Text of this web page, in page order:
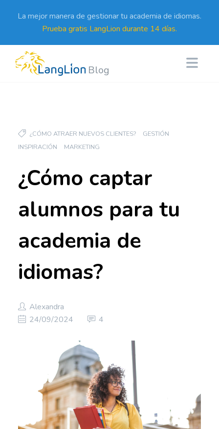
La mejor manera de gestionar tu academia de idiomas.
Prueba gratis LangLion durante 14 días.
Blog
¿CÓMO ATRAER NUEVOS CLIENTES?
GESTIÓN
INSPIRACIÓN
MARKETING
¿Cómo captar
alumnos para tu
academia de
idiomas?
Alexandra
24/09/2024
4